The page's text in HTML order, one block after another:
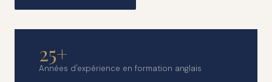
25+
Années d'expérience en formation anglais